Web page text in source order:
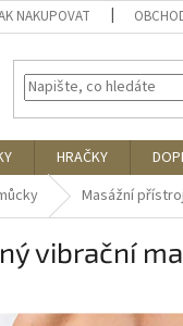
NAKUPOVAT
HRAČKY
Masážní
vibrační